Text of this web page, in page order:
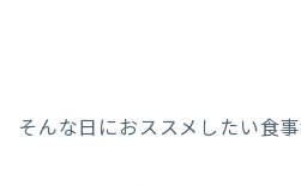
そんな日におススメしたい食